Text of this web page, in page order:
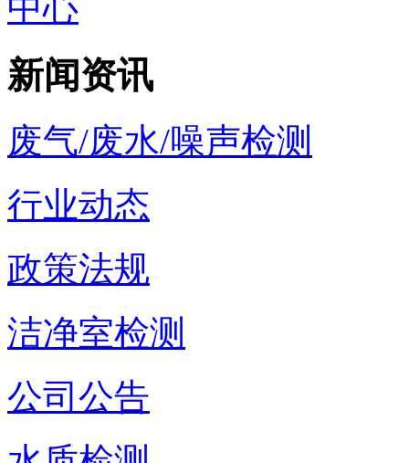
新闻资讯
废气/废水/噪声检测
行业动态
政策法规
洁净室检测
公司公告